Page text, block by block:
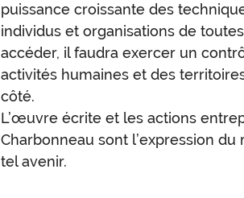
puissance croissante des
individus et organisations de
accéder, il faudra exercer un
activités humaines et des
côté.
L’œuvre écrite et les actions
Charbonneau sont l’expression du
tel avenir.